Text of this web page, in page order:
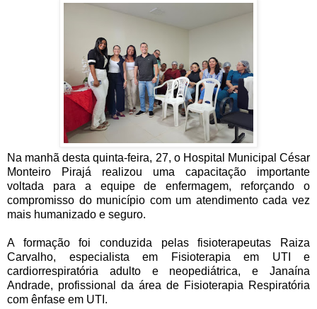
Na manhã desta quinta-feira, 27, o Hospital Municipal César
Monteiro Pirajá realizou uma capacitação importante
voltada para a equipe de enfermagem, reforçando o
compromisso do município com um atendimento cada vez
mais humanizado e seguro.
A formação foi conduzida pelas fisioterapeutas Raiza
Carvalho, especialista em Fisioterapia em UTI e
cardiorrespiratória adulto e neopediátrica, e Janaína
Andrade, profissional da área de Fisioterapia Respiratória
com ênfase em UTI.